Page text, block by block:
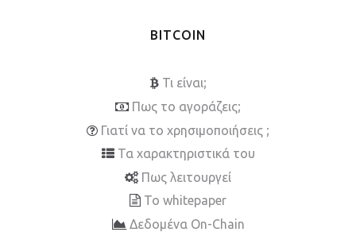
BITCOIN
Τι είναι;
Πως το αγοράζεις;
Γιατί να το χρησιμοποιήσεις ;
Τα χαρακτηριστικά του
Πως λειτουργεί
To whitepaper
Δεδομένα On-Chain